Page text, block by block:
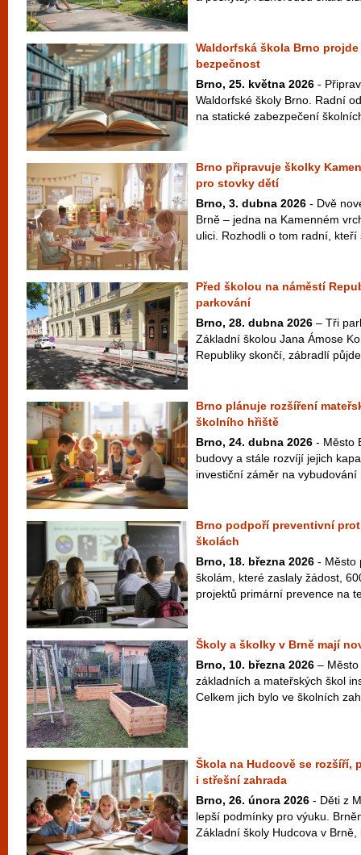
Waldorfská škola Brno
bezpečnost
Brno, 25. května 2026 -
Waldorfské školy Brno. Radní
na statické zabezpečení
Brno připravuje školky
pro stovky dětí
Brno, 3. dubna 2026 - Dvě
Brně – jedna na Kamenném
ulici. Rozhodli o tom radní, kteří
Před školou na náměstí
parkování
Brno, 28. dubna 2026 – Tři
Základní školou Jana Ámose
Republiky skončí, zábradlí
Brno plánuje rozšíření
školního hřiště
Brno, 24. dubna 2026 - Město
budovy a stále rozvíjí jejich
investiční záměr na
Brno podpoří preventivní
školách
Brno, 18. března 2026 - Město
školám, které zaslaly žádost,
projektů primární prevence na
Školy a školky v Brně mají
Brno, 10. března 2026 –
základních a mateřských škol
Celkem jich bylo ve školních
Škola na Hudcově se rozšíří,
i střešní zahrada
Brno, 26. února 2026 - Děti z
lepší podmínky pro výuku.
Základní školy Hudcova v Brně,